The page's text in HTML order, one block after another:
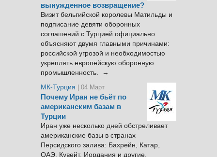
вынужденное возвращение?
Визит бельгийской королевы Матильды и
подписание девяти оборонных
соглашений с Турцией официально
объясняют двумя главными причинами:
российской угрозой и необходимостью
укреплять европейскую оборонную
промышленность. →
МК-Турция
| 04 Март
Почему Иран не бьёт по
американским базам в
Турции
Иран уже несколько дней обстреливает
американские базы в странах
Персидского залива: Бахрейн, Катар,
ОАЭ, Кувейт, Иордания и другие.